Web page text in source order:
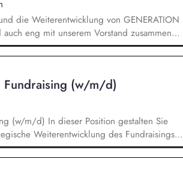
und Arbeitsrechten.
die Weiterentwicklung von GENERATION
eng mit unserem Vorstand zusammen
die Umsetzung und das Wachstum des
strategische und organisatorische
Planung und Durchführung unserer
und Vorbereitung der
Fundraising (w/m/d)
gestalten Sie
Weiterentwicklung des Fundraisings
in einem dynamischen Umfeld. Ein
und Weiterentwicklung des
des Dialogmarketings, fachliche